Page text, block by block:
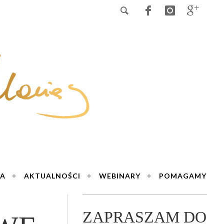
AKTUALNOŚCI WEBINARY POMAGAMY
ZAPRASZAM DO